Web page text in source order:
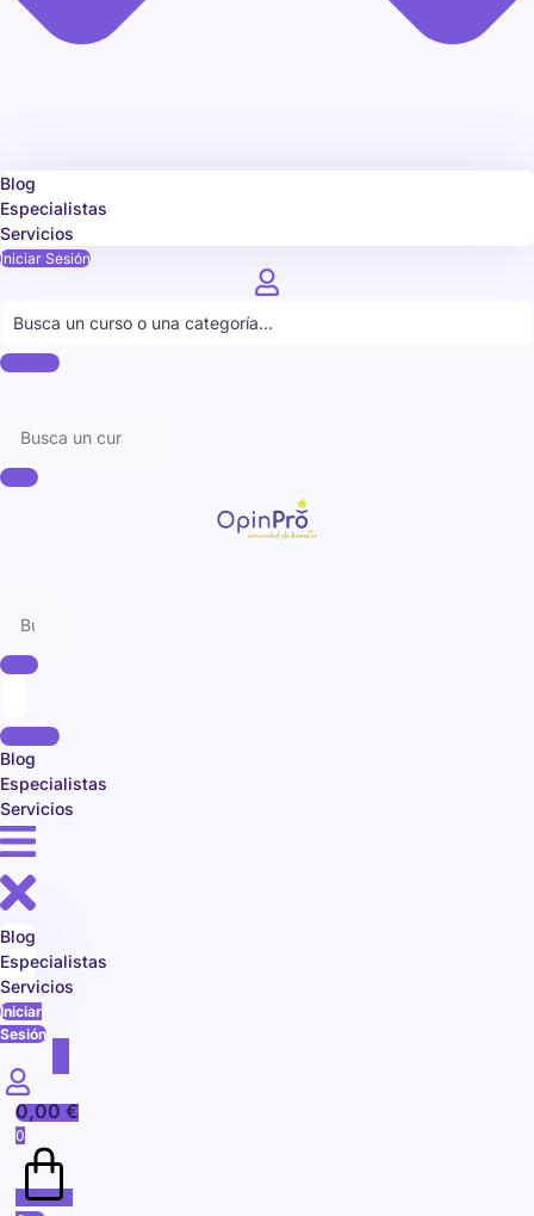
Blog
Especialistas
Servicios
Iniciar Sesión
Blog
Especialistas
Servicios
Blog
Especialistas
Servicios
Iniciar
Sesión
0,00€
0